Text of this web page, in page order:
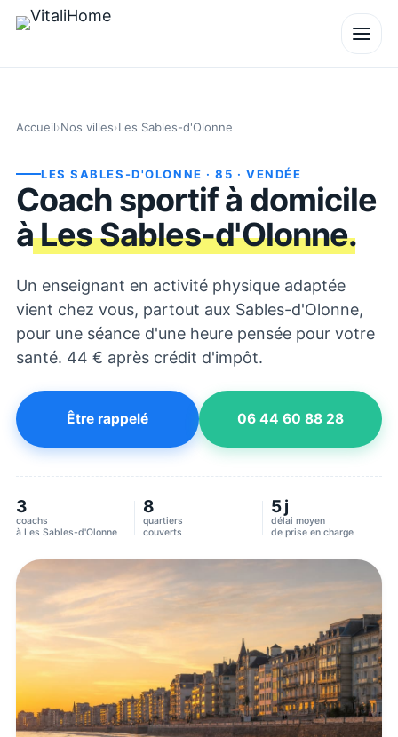
Accueil›Nos villes›Les Sables-d'Olonne
LES SABLES-D'OLONNE · 85 · VENDÉE
Coach sportif à domicile
àLes Sables-d'Olonne.
Un enseignant en activité physique adaptée
vient chez vous, partout aux Sables-d'Olonne,
pour une séance d'une heure pensée pour votre
santé. 44 € après crédit d'impôt.
Être rappelé 06 44 60 88 28
3
coachs
à Les Sables-d'Olonne
8
quartiers
couverts
5 j
délai moyen
de prise en charge